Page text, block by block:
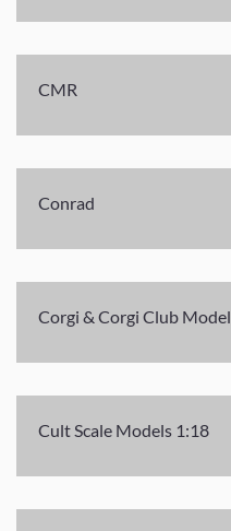
CMR
Conrad
Corgi & Corgi Club Model
Cult Scale Models 1:18